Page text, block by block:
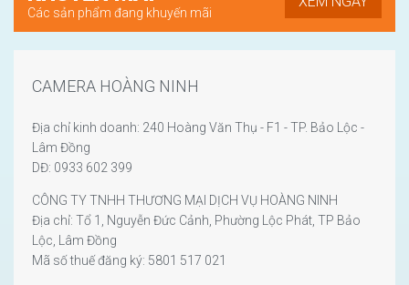
Các sản phẩm đang khuyến mãi
CAMERA HOÀNG NINH
Địa chỉ kinh doanh: 240 Hoàng Văn Thụ - F1 - TP. Bảo Lộc -
Lâm Đồng
DĐ: 0933 602 399
CÔNG TY TNHH THƯƠNG MẠI DỊCH VỤ HOÀNG NINH
Địa chỉ: Tổ 1, Nguyễn Đức Cảnh, Phường Lộc Phát, TP Bảo
Lộc, Lâm Đồng
Mã số thuế đăng ký: 5801 517 021